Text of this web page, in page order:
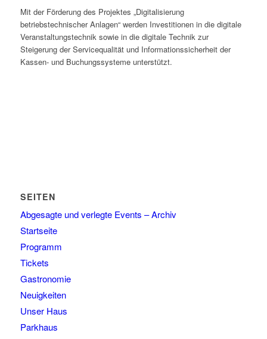
Mit der Förderung des Projektes „Digitalisierung
betriebstechnischer Anlagen“ werden Investitionen in die digitale
Veranstaltungstechnik sowie in die digitale Technik zur
Steigerung der Servicequalität und Informationssicherheit der
Kassen- und Buchungssysteme unterstützt.
SEITEN
Abgesagte und verlegte Events – Archiv
Startseite
Programm
Tickets
Gastronomie
Neuigkeiten
Unser Haus
Parkhaus